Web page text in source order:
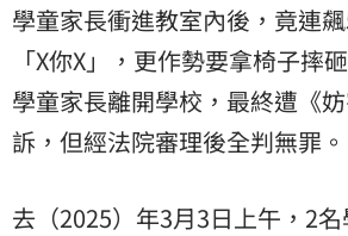
學童家長衝進教室內後，竟連
「X你X」，更作勢要拿椅子摔
學童家長離開學校，最終遭《
訴，但經法院審理後全判無罪。
去（2025）年3月3日上午，2